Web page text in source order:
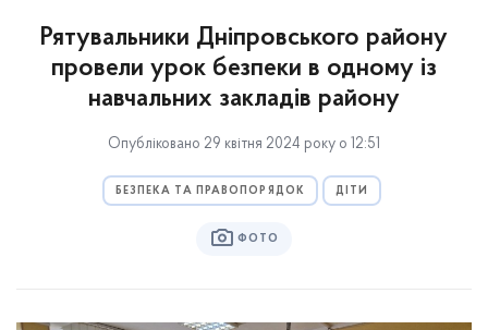
Рятувальники Дніпровського району
провели урок безпеки в одному із
навчальних закладів району
Опубліковано 29 квітня 2024 року о 12:51
БЕЗПЕКА ТА ПРАВОПОРЯДОК ДІТИ
ФОТО